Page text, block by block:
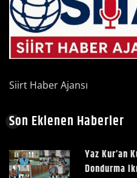
Siirt Haber Ajansı
Son Eklenen Haberler
Yaz Kur’an
Dondurma